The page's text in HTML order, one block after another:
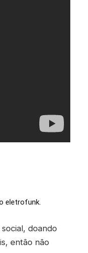
eletrofunk.
doando
então não